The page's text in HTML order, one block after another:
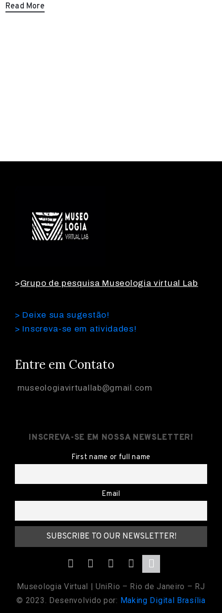
Read More
>Grupo de pesquisa Museologia virtual Lab
> Deixe sua sugestão!
> Inscreva-se em atividades!
Entre em Contato
museologiavirtuallab@gmail.com
INSCREVA-SE EM NOSSA NEWSLETTER!
First name or full name
Email
Museologia Virtual | UniRio – Rio de Janeiro – RJ
© 2023. Desenvolvido por: Making Digital Brasília